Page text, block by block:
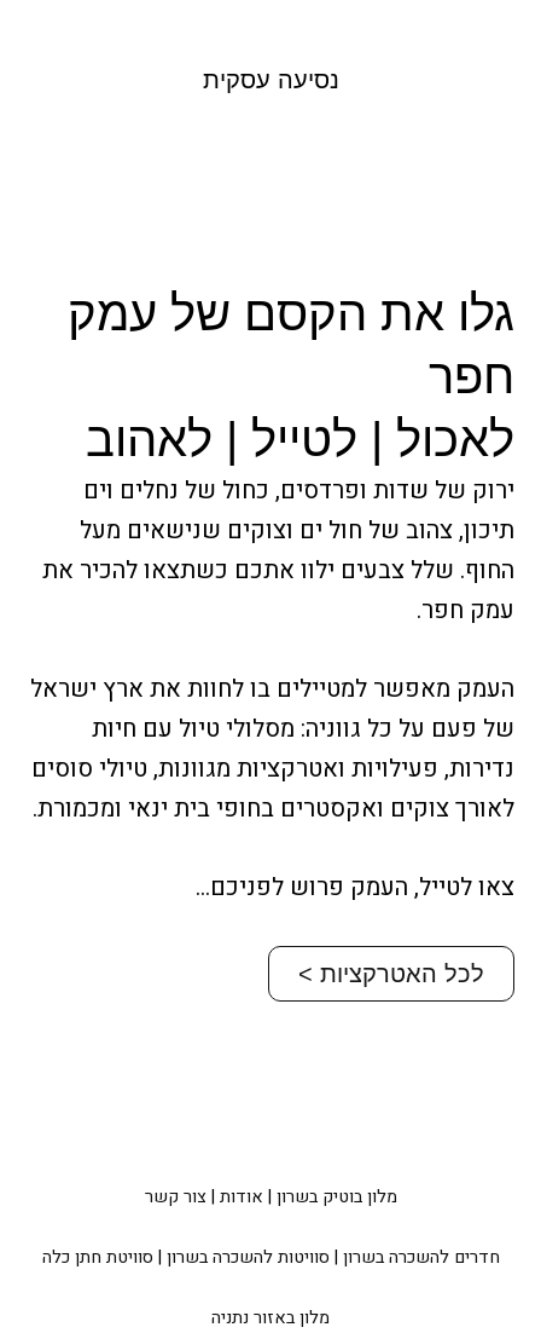
נסיעה עסקית
גלו את הקסם של עמק
חפר
לאכול | לטייל | לאהוב
ירוק של שדות ופרדסים, כחול של נחלים וים
תיכון, צהוב של חול ים וצוקים שנישאים מעל
החוף. שלל צבעים ילוו אתכם כשתצאו להכיר את
עמק חפר.
העמק מאפשר למטיילים בו לחוות את ארץ ישראל
של פעם על כל גווניה: מסלולי טיול עם חיות
נדירות, פעילויות ואטרקציות מגוונות, טיולי סוסים
לאורך צוקים ואקסטרים בחופי בית ינאי ומכמורת.
צאו לטייל, העמק פרוש לפניכם…
לכל האטרקציות >
מלון בוטיק בשרון | אודות |צור קשר
חדרים להשכרה בשרון | סוויטות להשכרה בשרון | סוויטת חתן כלה
מלון באזור נתניה